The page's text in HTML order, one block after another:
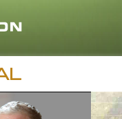
las Regiones/Idiomas